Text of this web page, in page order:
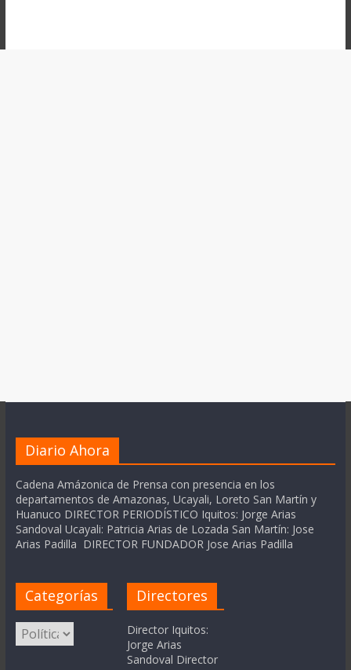
Diario Ahora
Cadena Amázonica de Prensa con presencia en los
departamentos de Amazonas, Ucayali, Loreto San Martín y
Huanuco DIRECTOR PERIODÍSTICO Iquitos: Jorge Arias
Sandoval Ucayali: Patricia Arias de Lozada San Martín: Jose
Arias Padilla DIRECTOR FUNDADOR Jose Arias Padilla
Categorías
Categorías
Directores
Director Iquitos:
Jorge Arias
Sandoval Director